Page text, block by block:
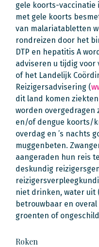
gele koorts-vaccinatie
met gele koorts
van malariatabletten
rondreizen door het
DTP en hepatitis A
adviseren u tijdig voor
of het Landelijk
Reizigersadvisering (
dit land komen
worden overgedragen
en/of dengue koorts/
overdag en ’s nachts
muggenbeten.
aangeraden hun reis
deskundig
niet drinken, water uit
betrouwbaar en
groenten of
Roken